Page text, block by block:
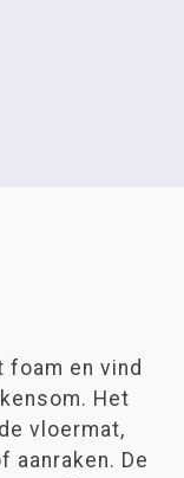
foam en vind
Het
vloermat,
aanraken. De